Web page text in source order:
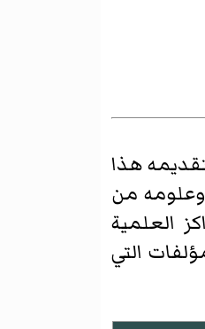
هذا
وعلومه من
العلمية
التي